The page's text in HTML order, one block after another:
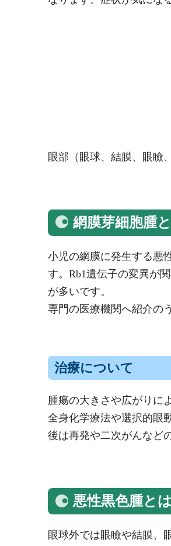
眼部（眼球、結膜、眼瞼
網膜芽細胞腫
小児の網膜に発生する悪
す。Rb1遺伝子の変異が
が多いです。
専門の医療機関へ紹介の
治療について
腫瘍の大きさや広がりに
全身化学療法や選択的眼
後は再発や二次がんなど
悪性黒色腫とは
眼球外では眼瞼や結膜、